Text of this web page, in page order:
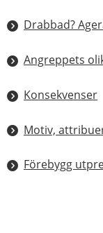
Drabbad?
Angreppets
Konsekvenser
Motiv,
Förebygg